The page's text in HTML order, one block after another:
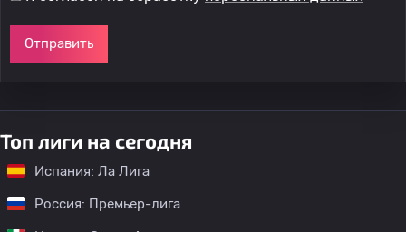
Отправить
Топ лиги на сегодня
Испания: Ла Лига
Россия: Премьер-лига